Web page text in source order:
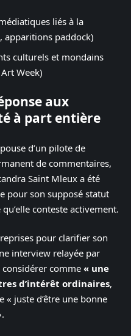
liés à la
apparitions paddock)
culturels et mondains
Week)
aux
à part entière
d’un pilote de
de commentaires,
Saint Mleux a été
pour son supposé statut
conteste activement.
pour clarifier son
interview relayée par
considérer comme « une
d’intérêt ordinaires,
« juste d’être une bonne